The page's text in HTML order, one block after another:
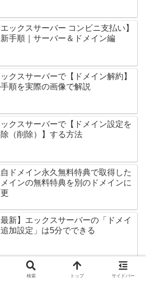
エックスサーバー コンビニ支払い】
新手順｜サーバー＆ドメイン編
クスサーバーで【ドメイン解約】
順を実際の画像で解説
クスサーバーで【ドメイン設定を
（削除）】する方法
ドメイン永久無料特典で取得した
メインの無料特典を別のドメインに
最新】エックスサーバーの「ドメイ
加設定」は5分でできる
申請手順】「独自ドメイン永久無料
典」計3つもらえたエックスサーバ
検索 トップ サイドバー